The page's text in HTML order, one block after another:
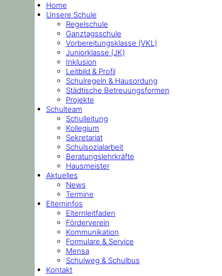
Home
Unsere Schule
Regelschule
Ganztagsschule
Vorbereitungsklasse (VKL)
Juniorklasse (JK)
Inklusion
Leitbild & Profil
Schulregeln & Hausordung
Städtische Betreuungsformen
Projekte
Schulteam
Schulleitung
Kollegium
Sekretariat
Schulsozialarbeit
Beratungslehrkräfte
Hausmeister
Aktuelles
News
Termine
Elterninfos
Elternleitfaden
Förderverein
Kommunikation
Formulare & Service
Mensa
Schulweg & Schulbus
Kontakt